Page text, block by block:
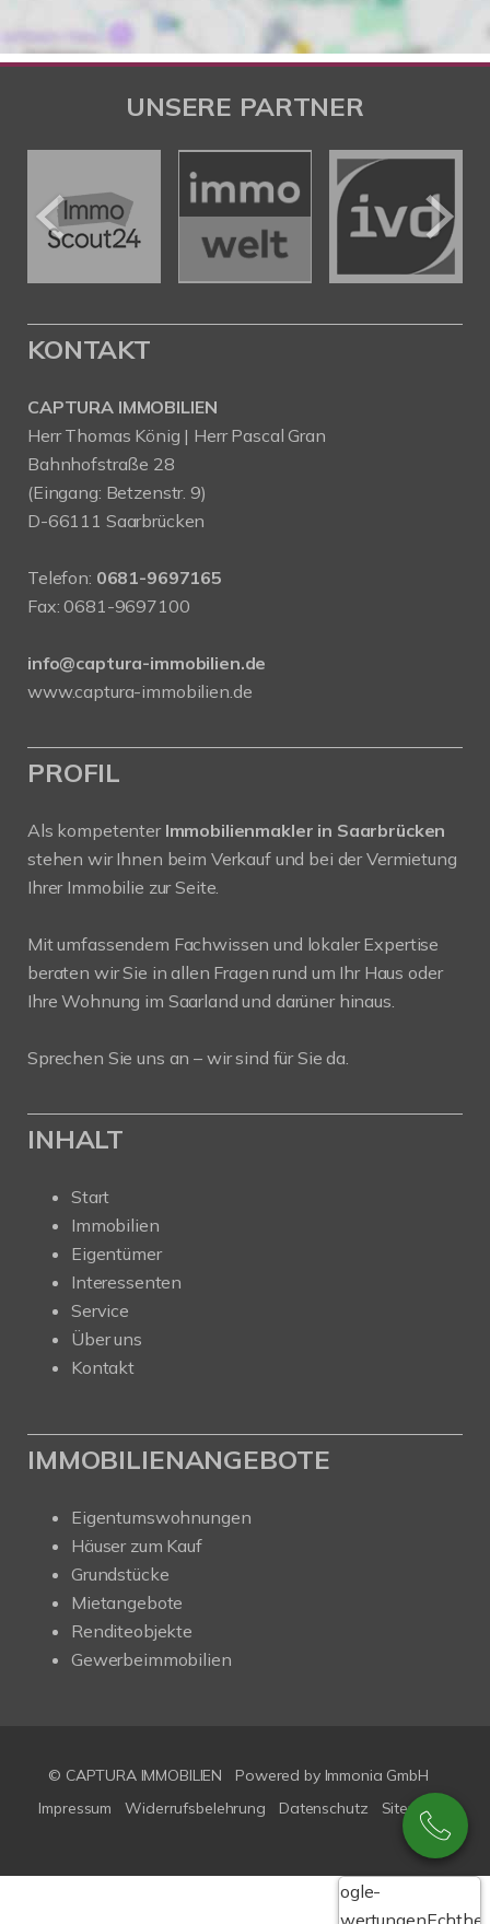
UNSERE PARTNER
KONTAKT
CAPTURA IMMOBILIEN
Herr Thomas König | Herr Pascal Gran
Bahnhofstraße 28
(Eingang: Betzenstr. 9)
D-66111 Saarbrücken
Telefon: 0681-9697165
Fax: 0681-9697100
info@captura-immobilien.de
www.captura-immobilien.de
PROFIL
Als kompetenter Immobilienmakler in Saarbrücken
stehen wir Ihnen beim Verkauf und bei der Vermietung
Ihrer Immobilie zur Seite.
Mit umfassendem Fachwissen und lokaler Expertise
beraten wir Sie in allen Fragen rund um Ihr Haus oder
Ihre Wohnung im Saarland und darüner hinaus.
Sprechen Sie uns an – wir sind für Sie da.
INHALT
Start
Immobilien
Eigentümer
Interessenten
Service
Über uns
Kontakt
IMMOBILIENANGEBOTE
Eigentumswohnungen
Häuser zum Kauf
Grundstücke
Mietangebote
Renditeobjekte
Gewerbeimmobilien
© CAPTURA IMMOBILIEN
Powered by Immonia GmbH
Impressum
Widerrufsbelehrung Datenschutz Sitemap
Google-
Bewertungen